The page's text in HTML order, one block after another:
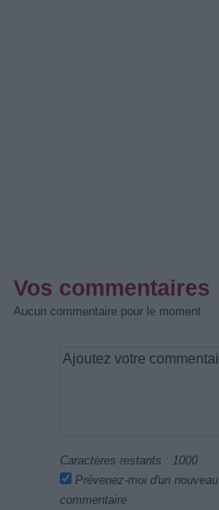
Vos commentaires
Aucun commentaire pour le moment
Caractères restants : 1000
Prévenez-moi d'un nouveau
commentaire